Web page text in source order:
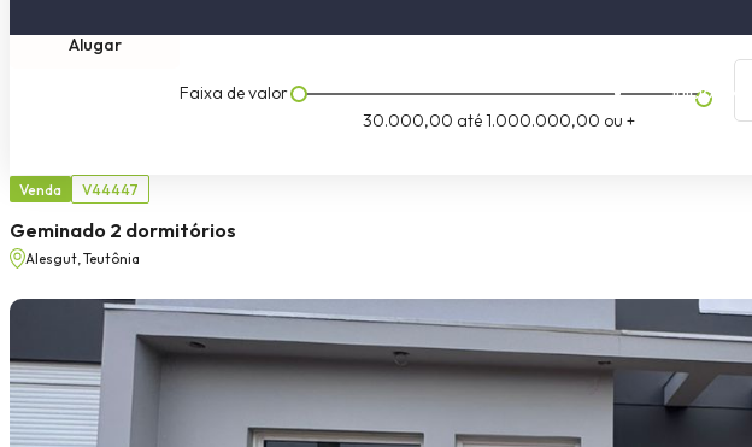
Início
Alugar
Faixa de valor
30.000,00 até1.000.000,00 ou +
Venda V44447
Geminado 2 dormitórios
Alesgut, Teutônia